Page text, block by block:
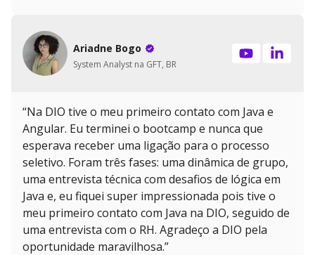
Ariadne Bogo
System Analyst na GFT, BR
“Na DIO tive o meu primeiro contato com Java e
Angular. Eu terminei o bootcamp e nunca que
esperava receber uma ligação para o processo
seletivo. Foram três fases: uma dinâmica de grupo,
uma entrevista técnica com desafios de lógica em
Java e, eu fiquei super impressionada pois tive o
meu primeiro contato com Java na DIO, seguido de
uma entrevista com o RH. Agradeço a DIO pela
oportunidade maravilhosa.”